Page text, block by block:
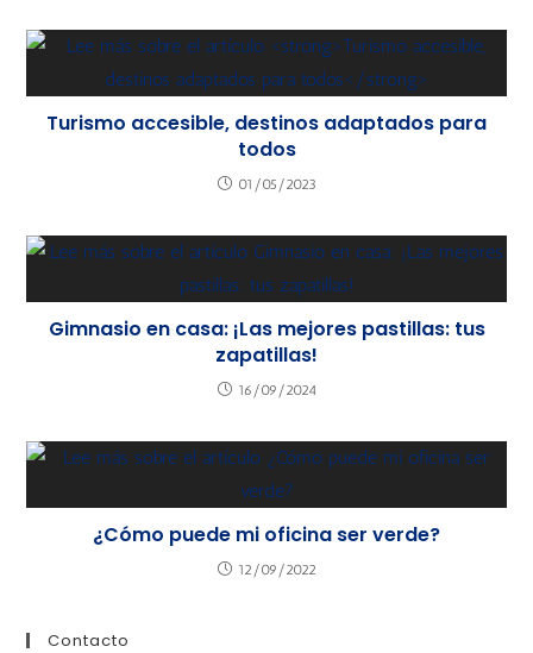
Turismo accesible, destinos adaptados para
todos
01/05/2023
Gimnasio en casa: ¡Las mejores pastillas: tus
zapatillas!
16/09/2024
¿Cómo puede mi oficina ser verde?
12/09/2022
Contacto